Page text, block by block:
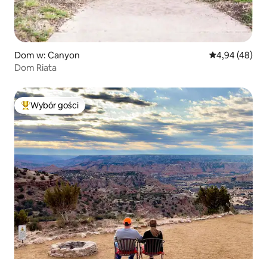
Dom w: Canyon Średnia
4,94 (48)
Dom Riata
Najpopularniejsze z kategorii Wybór gości
Wybór gości